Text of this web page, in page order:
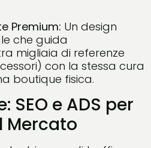
Premium: Un design
che guida
migliaia di referenze
con la stessa cura
boutique fisica.
SEO e ADS per
Mercato